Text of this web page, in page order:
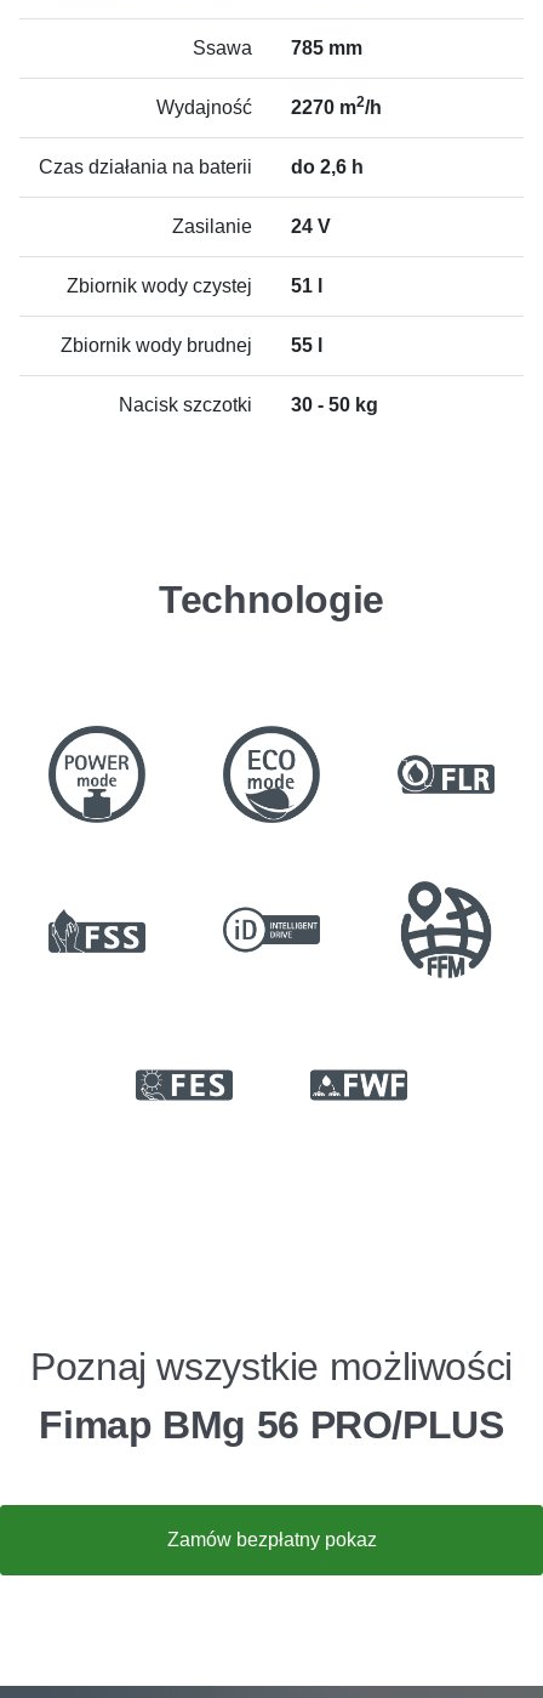
Ssawa 785 mm
Wydajność 2270 m2/h
Czas działania na baterii do 2,6 h
Zasilanie 24 V
Zbiornik wody czystej 51 l
Zbiornik wody brudnej 55 l
Nacisk szczotki 30 - 50 kg
Technologie
Poznaj wszystkie możliwości
Fimap BMg 56 PRO/PLUS
Zamów bezpłatny pokaz